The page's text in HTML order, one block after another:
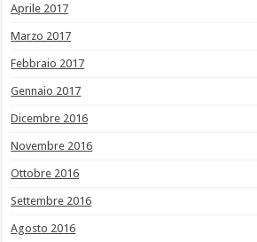
Aprile 2017
Marzo 2017
Febbraio 2017
Gennaio 2017
Dicembre 2016
Novembre 2016
Ottobre 2016
Settembre 2016
Agosto 2016